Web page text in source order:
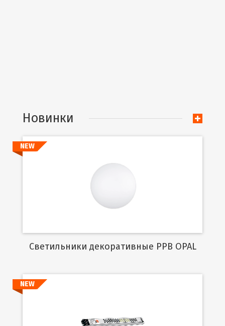
Новинки
NEW
Cветильники декоративные PPB OPAL
Подробнее
NEW